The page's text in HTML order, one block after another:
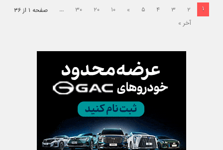
صفحه ۱ از ۳۶ ۱ ۲ ۳ ۴ ۵ » ۱۰ ۲۰ ۳۰
...
آخر »